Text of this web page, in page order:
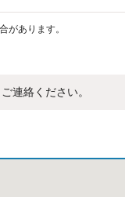
があります。
連絡ください。